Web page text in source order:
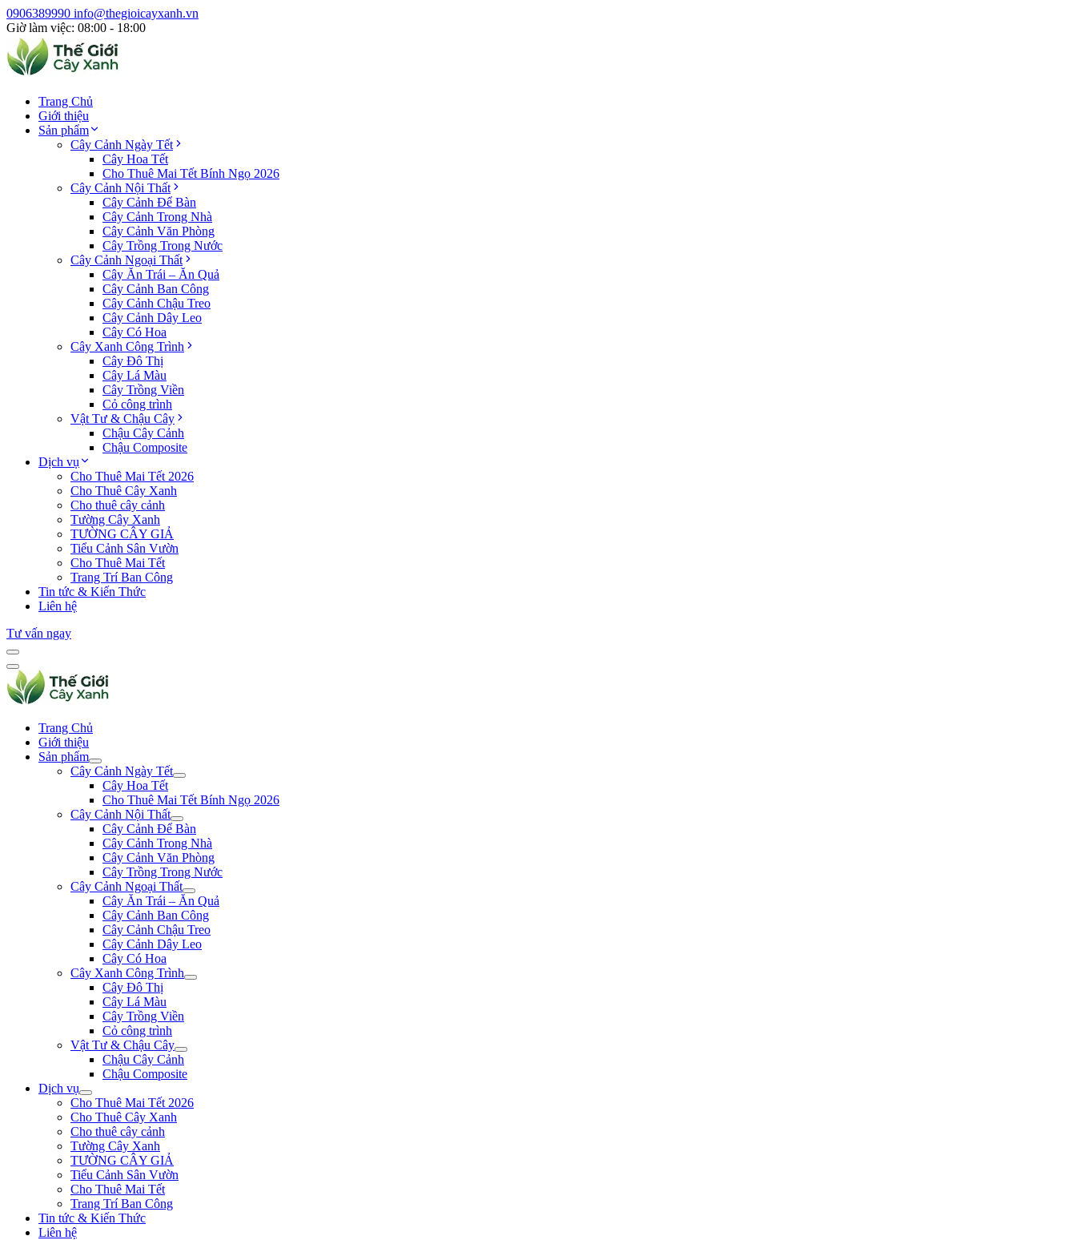
0906389990 info@thegioicayxanh.vn
Giờ làm việc: 08:00 - 18:00
Trang Chủ
Giới thiệu
Sản phẩm
Cây Cảnh Ngày Tết
Cây Hoa Tết
Cho Thuê Mai Tết Bính Ngọ 2026
Cây Cảnh Nội Thất
Cây Cảnh Để Bàn
Cây Cảnh Trong Nhà
Cây Cảnh Văn Phòng
Cây Trồng Trong Nước
Cây Cảnh Ngoại Thất
Cây Ăn Trái – Ăn Quả
Cây Cảnh Ban Công
Cây Cảnh Chậu Treo
Cây Cảnh Dây Leo
Cây Có Hoa
Cây Xanh Công Trình
Cây Đô Thị
Cây Lá Màu
Cây Trồng Viền
Cỏ công trình
Vật Tư & Chậu Cây
Chậu Cây Cảnh
Chậu Composite
Dịch vụ
Cho Thuê Mai Tết 2026
Cho Thuê Cây Xanh
Cho thuê cây cảnh
Tường Cây Xanh
TƯỜNG CÂY GIẢ
Tiểu Cảnh Sân Vườn
Cho Thuê Mai Tết
Trang Trí Ban Công
Tin tức & Kiến Thức
Liên hệ
Tư vấn ngay
Trang Chủ
Giới thiệu
Sản phẩm
Cây Cảnh Ngày Tết
Cây Hoa Tết
Cho Thuê Mai Tết Bính Ngọ 2026
Cây Cảnh Nội Thất
Cây Cảnh Để Bàn
Cây Cảnh Trong Nhà
Cây Cảnh Văn Phòng
Cây Trồng Trong Nước
Cây Cảnh Ngoại Thất
Cây Ăn Trái – Ăn Quả
Cây Cảnh Ban Công
Cây Cảnh Chậu Treo
Cây Cảnh Dây Leo
Cây Có Hoa
Cây Xanh Công Trình
Cây Đô Thị
Cây Lá Màu
Cây Trồng Viền
Cỏ công trình
Vật Tư & Chậu Cây
Chậu Cây Cảnh
Chậu Composite
Dịch vụ
Cho Thuê Mai Tết 2026
Cho Thuê Cây Xanh
Cho thuê cây cảnh
Tường Cây Xanh
TƯỜNG CÂY GIẢ
Tiểu Cảnh Sân Vườn
Cho Thuê Mai Tết
Trang Trí Ban Công
Tin tức & Kiến Thức
Liên hệ